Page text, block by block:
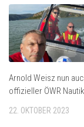
Arnold Weisz nun
offizieller ÖWR
22. OKTOBER 2023